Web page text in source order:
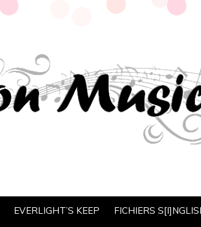
EVERLIGHT’S KEEP FICHIERS